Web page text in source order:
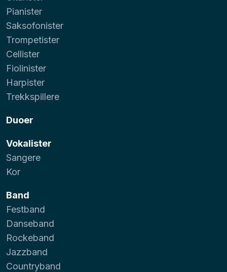
Pianister
Saksofonister
Trompetister
Cellister
Fiolinister
Harpister
Trekkspillere
Duoer
Vokalister
Sangere
Kor
Band
Festband
Danseband
Rockeband
Jazzband
Countryband